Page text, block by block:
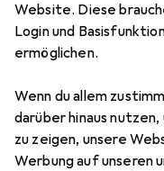
Website. Diese
Login und
ermöglichen.
Wenn du allem
darüber hinaus
zu zeigen, unsere
Werbung auf unseren
HPE
Q8L41A
Preis in EUR inkl. MwSt.
EUR
2752,99
Bewertungen